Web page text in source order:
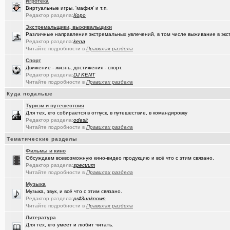
Случайные фото с мобильника
Диалог с ИИ о романе «Мастер и Маргарита». (wvladimi..)
100% женщин!.(wvladimi..) +3
Специалист по эрбиевым лазерам(Kebbos)
Реально полезные гаджеты для кухни(Злыдня) +8850
Ремонт квартир/ванных комнат! Высококачественная отделка.
И это все то, на что способен omsk.com???
(wvladimi..)
Ремонт окон ПВХ. К кому обратиться?(Ярославч..)
(Кенёша)
ищу риэдтора (халвамес)
Консультация по конфигурации ПК(falcon)
Жилищный вопрос (халвамес)
Виртуальные игры, 'мафия' и т.п.
Редактор раздела:Коро
Экстремальщики, выживальщики
Различные направления экстремальных увлечений, в том числе выживание в
Редактор раздела:kena
Читайте подробности в Правилах раздела
Спорт
Движение - жизнь, достижения - спорт.
Редактор раздела:DJ KENT
Читайте подробности в Правилах раздела
Куда подальше
Туризм и путешествия
Для тех, кто собирается в отпуск, в путешествие, в командировку
Редактор раздела:odesit
Читайте подробности в Правилах раздела
Тематические разделы
Фильмы и кино
Обсуждаем всевозможную кино-видео продукцию и всё что с этим связано.
Редактор раздела:spectrum
Читайте подробности в Правилах раздела
Музыка
Музыка, звук, и всё что с этим связано.
Редактор раздела:pr43unknown
Читайте подробности в Правилах раздела
Литература
Для тех, кто умеет и любит читать.